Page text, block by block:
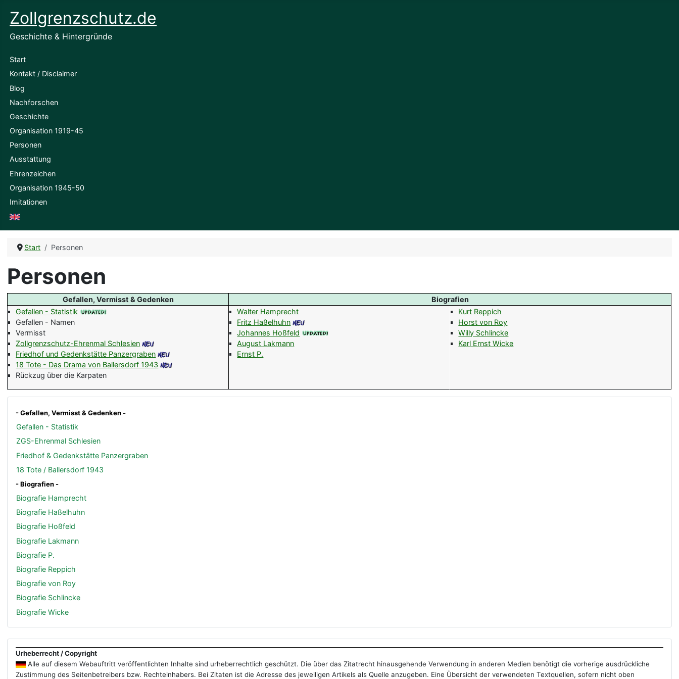
Zollgrenzschutz.de
Geschichte & Hintergründe
Start
Kontakt / Disclaimer
Blog
Nachforschen
Geschichte
Organisation 1919-45
Personen
Ausstattung
Ehrenzeichen
Organisation 1945-50
Imitationen
English
- Gefallen, Vermisst & Gedenken -
Gefallen - Statistik
ZGS-Ehrenmal Schlesien
Friedhof & Gedenkstätte Panzergraben
18 Tote / Ballersdorf 1943
- Biografien -
Biografie Hamprecht
Biografie Haßelhuhn
Biografie Hoßfeld
Biografie Lakmann
Biografie P.
Biografie Reppich
Biografie von Roy
Biografie Schlincke
Biografie Wicke
Start Personen
Personen
Gefallen, Vermisst & Gedenken
Biografien
Gefallen - Statistik
Gefallen - Namen
Vermisst
Zollgrenzschutz-Ehrenmal Schlesien
Friedhof und Gedenkstätte Panzergraben
18 Tote - Das Drama von Ballersdorf 1943
Rückzug über die Karpaten
Walter Hamprecht
Fritz Haßelhuhn
Johannes Hoßfeld
August Lakmann
Ernst P.
Kurt Reppich
Horst von Roy
Willy Schlincke
Karl Ernst Wicke
Urheberrecht / Copyright
Alle auf diesem Webauftritt veröffentlichten Inhalte sind urheberrechtlich geschützt. Die über das Zitatrecht hinausgehende Verwendung in anderen Medien benötigt die vorherige ausdrückliche
Zustimmung des Seitenbetreibers bzw. Rechteinhabers. Bei Zitaten ist die Adresse des jeweiligen Artikels als Quelle anzugeben. Eine Übersicht der verwendeten Textquellen, sofern nicht oben